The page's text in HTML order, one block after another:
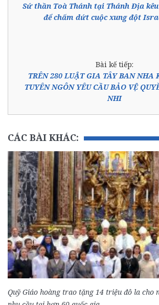
Sứ thần Toà Thánh tại Thánh Địa
để chấm dứt cuộc xung đột
Bài kế tiếp:
TRÊN 280 LUẬT GIA TÂY BAN NHA
TUYÊN NGÔN YÊU CẦU BẢO VỆ
NHI
CÁC BÀI KHÁC:
Quỹ Giáo hoàng trao tặng 14 triệu đô la cho